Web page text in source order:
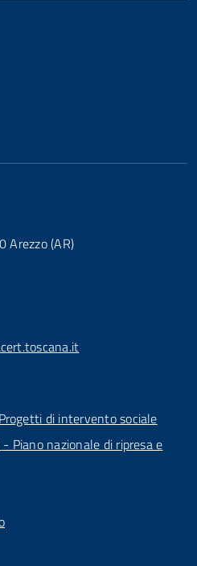
Arezzo (AR)
di intervento sociale
Piano nazionale di ripresa e